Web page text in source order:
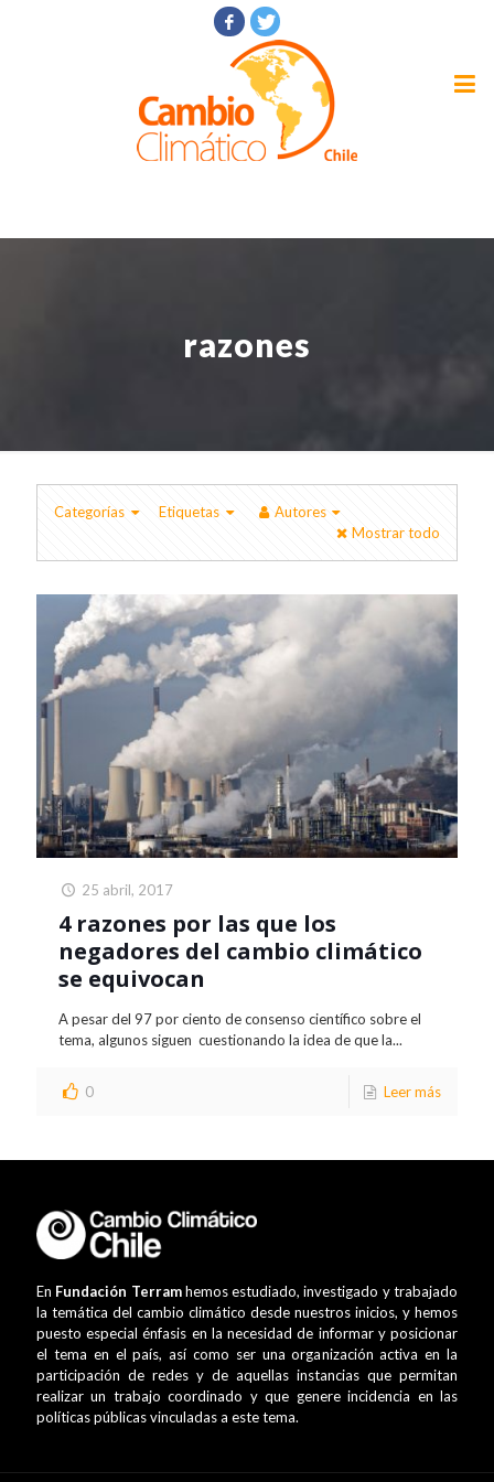
razones
Categorías Etiquetas
Autores
Mostrar todo
25 abril, 2017
4 razones por las que los
negadores del cambio climático
se equivocan
A pesar del 97 por ciento de consenso científico sobre el
tema, algunos siguen cuestionando la idea de que la...
0 Leer más
En Fundación Terramhemos estudiado, investigado y trabajado
la temática del cambio climático desde nuestros inicios, y hemos
puesto especial énfasis en la necesidad de informar y posicionar
el tema en el país, así como ser una organización activa en la
participación de redes y de aquellas instancias que permitan
realizar un trabajo coordinado y que genere incidencia en las
políticas públicas vinculadas a este tema.